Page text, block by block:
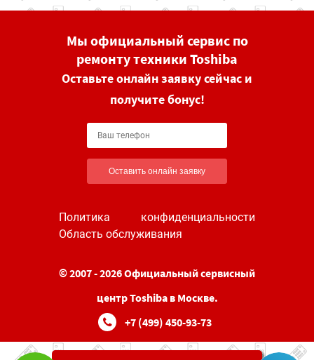
Мы официальный сервис по
ремонту техники Toshiba
Оставьте онлайн заявку сейчас и
получите бонус!
Оставить онлайн заявку
Политика конфиденциальности
Область обслуживания
© 2007 - 2026 Официальный сервисный
центр Toshiba в Москве.
+7 (499) 450-93-73